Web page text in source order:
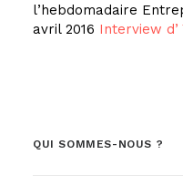
l’hebdomadaire
avril 2016 Interview d’
QUI SOMMES-NOUS ?